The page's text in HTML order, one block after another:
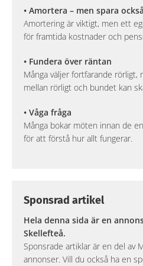
• Amortera – men spara också
Amortering är viktigt, men ett
för framtida kostnader och
• Fundera över räntan
Många väljer fortfarande
mellan rörligt och bundet kan
• Våga fråga
Många bokar möten innan de
för att förstå hur allt fungerar.
Sponsrad artikel
Hela denna sida är en
Skellefteå.
Sponsrade artiklar är en del av
annonser. Vill du också ha en